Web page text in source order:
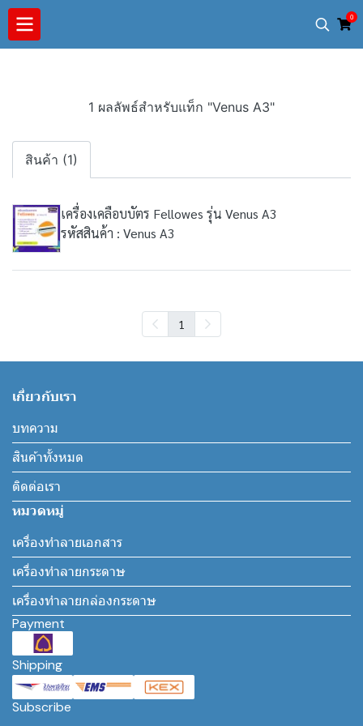
0
1 ผลลัพธ์สำหรับแท็ก "Venus A3"
สินค้า (1)
เครื่องเคลือบบัตร Fellowes รุ่น Venus A3
รหัสสินค้า : Venus A3
1
เกี่ยวกับเรา
บทความ
สินค้าทั้งหมด
ติดต่อเรา
หมวดหมู่
เครื่องทำลายเอกสาร
เครื่องทำลายกระดาษ
เครื่องทำลายกล่องกระดาษ
Payment
Shipping
Subscribe